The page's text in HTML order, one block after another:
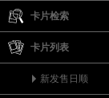
卡片检索
卡片列表
新发售日顺